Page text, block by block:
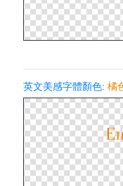
英文美感字體顏色:橘